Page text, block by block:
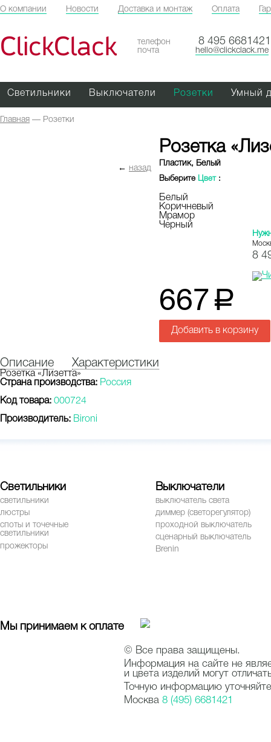
О компании Новости Доставка и монтаж Оплата
ClickClack телефон 8 495 6681421
почта hello@clickclack.me
Светильники Выключатели Розетки Умный
Главная — Розетки
← назад
Розетка
Пластик, Белый
Выберите Цвет :
Белый
Коричневый
Мрамор
Черный
8
667 a
Добавить в корзину
Описание Характеристики
Розетка «Лизетта»
Страна производства: Россия
Код товара: 000724
Производитель: Bironi
Светильники
светильники
люстры
споты и точечные
светильники
прожекторы
Выключатели
выключатель света
диммер (светорегулятор)
проходной выключатель
сценарный выключатель
Brenin
Мы принимаем к оплате
© Все права защищены.
Информация на сайте не
и цвета изделий могут
Точную информацию
Москва 8 (495) 6681421